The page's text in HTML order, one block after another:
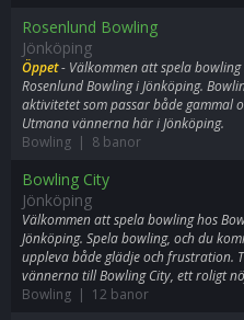
Rosenlund Bowling
Jönköping
Öppet- Välkommen att spela bowling
Rosenlund Bowling i Jönköping.
aktivitetet som passar både gammal
Utmana vännerna här i Jönköping.
Bowling | 8 banor
Bowling City
Jönköping
Välkommen att spela bowling hos
Jönköping. Spela bowling, och du
uppleva både glädje och frustration.
vännerna till Bowling City, ett roligt
Bowling | 12 banor